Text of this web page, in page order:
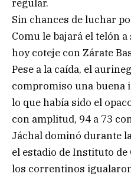
regular.
Sin chances de luchar
Comu le bajará el telón
hoy coteje con Zárate
Pese a la caída, el
compromiso una buena
lo que había sido el
con amplitud, 94 a 73
Jáchal dominó durante
el estadio de Instituto
los correntinos